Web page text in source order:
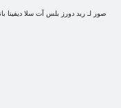
صور لـ ريد دورز بلس آت سلا ديفينا